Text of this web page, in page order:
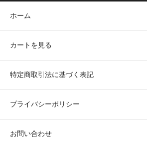
ホーム
カートを見る
特定商取引法に基づく表記
プライバシーポリシー
お問い合わせ